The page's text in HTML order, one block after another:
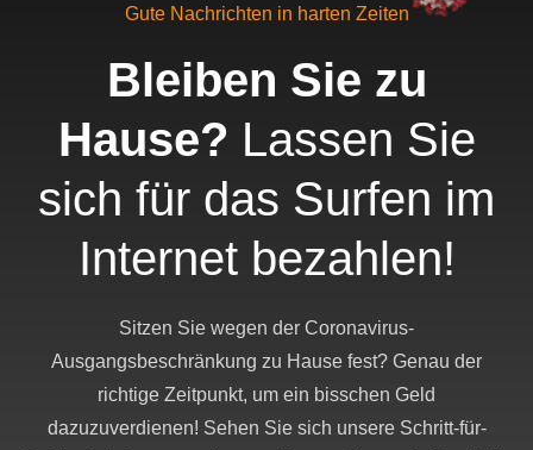
Gute Nachrichten in harten Zeiten
Bleiben Sie zu
Hause? Lassen Sie
sich für das Surfen im
Internet bezahlen!
Sitzen Sie wegen der Coronavirus-
Ausgangsbeschränkung zu Hause fest? Genau der
richtige Zeitpunkt, um ein bisschen Geld
dazuzuverdienen! Sehen Sie sich unsere Schritt-für-